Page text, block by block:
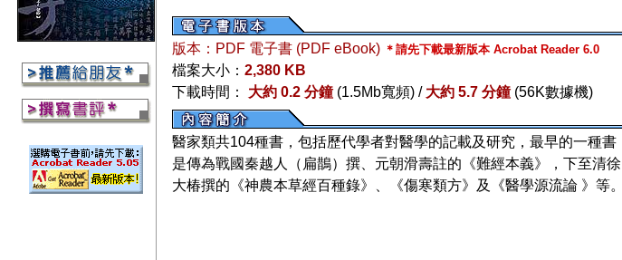
版本：PDF 電子書 (PDF eBook) ＊請先下載最新版本 Acrobat Reader 6.0
檔案大小： 2,380 KB
下載時間：
大約 0.2 分鐘 (1.5Mb寬頻) / 大約 5.7 分鐘 (56K數據機)
醫家類共104種書，包括歷代學者對醫學的記載及研究，最早的一種書
是傳為戰國秦越人（扁鵲）撰、元朝滑壽註的《難經本義》，下至清徐
大椿撰的《神農本草經百種錄》、《傷寒類方》及《醫學源流論 》等。